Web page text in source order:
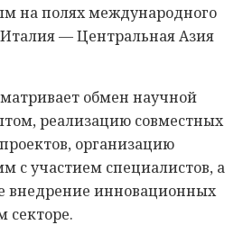
на полях международного
— Центральная Азия
обмен научной
реализацию совместных
организацию
с участием специалистов, а
внедрение инновационных
секторе.